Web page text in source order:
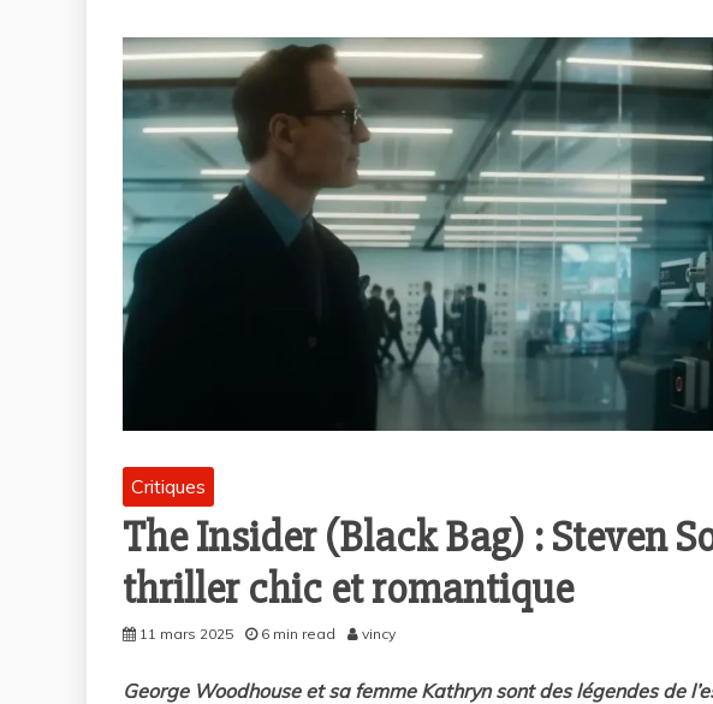
Critiques
The Insider (Black Bag) : Steven
thriller chic et romantique
11 mars 2025 6 min read vincy
George Woodhouse et sa femme Kathryn sont des légendes de